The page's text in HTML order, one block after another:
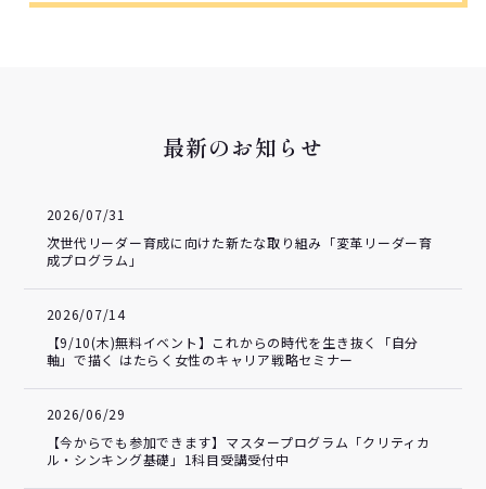
最新のお知らせ
2026/07/31
次世代リーダー育成に向けた新たな取り組み「変革リーダー育
成プログラム」
2026/07/14
【9/10(木)無料イベント】これからの時代を生き抜く「自分
軸」で描く はたらく女性のキャリア戦略セミナー
2026/06/29
【今からでも参加できます】マスタープログラム「クリティカ
ル・シンキング基礎」1科目受講受付中